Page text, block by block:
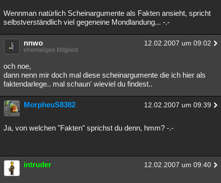
Wennman natürlich Scheinargumente als Fakten ansieht, spricht
selbstverständlich viel gegeneine Mondlandung... -.-
nnwo 12.02.2007 um 09:02
ehemaliges Mitglied
och noe,
dann nenn mir doch mal diese scheinargumente die ich hier als
faktendarlege.. mal schaun' wieviel du findest..
MorpheuS8382 12.02.2007 um 09:39
Ja, von welchen "Fakten" sprichst du denn, hmm? -.-
intruder 12.02.2007 um 09:40